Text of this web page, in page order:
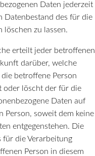
Daten jederzeit
Datenbestand des für die
löschen zu lassen.
erteilt jeder betroffenen
darüber, welche
betroffene Person
oder löscht der für die
Daten auf
Person, soweit dem keine
entgegenstehen. Die
die Verarbeitung
Person in diesem